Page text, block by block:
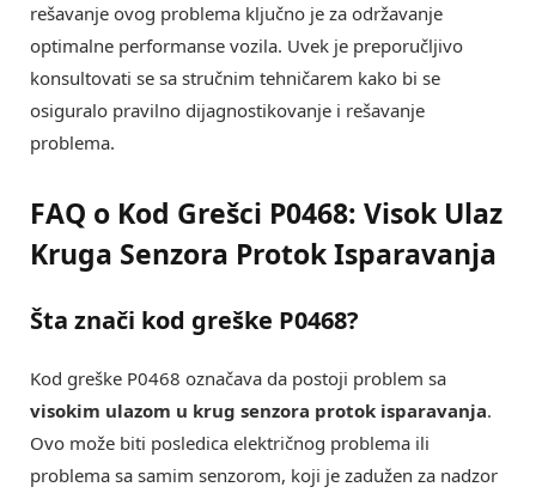
rešavanje ovog problema ključno je za održavanje
optimalne performanse vozila. Uvek je preporučljivo
konsultovati se sa stručnim tehničarem kako bi se
osiguralo pravilno dijagnostikovanje i rešavanje
problema.
FAQ o Kod Grešci P0468: Visok Ulaz
Kruga Senzora Protok Isparavanja
Šta znači kod greške P0468?
Kod greške P0468 označava da postoji problem sa
visokim ulazom u krug senzora protok isparavanja.
Ovo može biti posledica električnog problema ili
problema sa samim senzorom, koji je zadužen za nadzor